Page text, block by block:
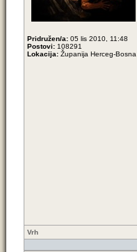
Pridružen/a: 05 lis 2010, 11:48
Postovi: 108291
Lokacija: Županija Herceg-Bosna
Vrh